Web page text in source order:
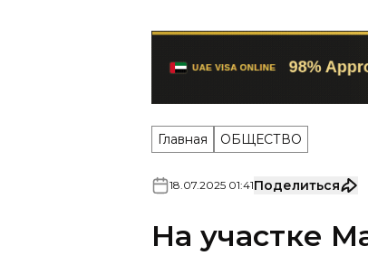
Главная ОБЩЕСТВО
На участке
автодороги
временно